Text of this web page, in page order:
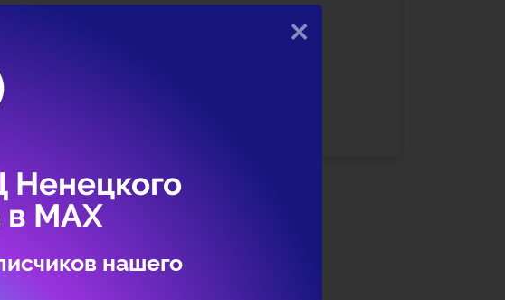
×
в МАХ
нашего
, указать СНИЛС и данные документа,